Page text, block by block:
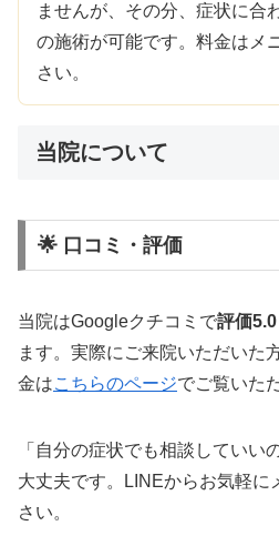
ませんが、その分、症状に合
の施術が可能です。料金はメ
さい。
当院について
🌟 口コミ・評価
当院はGoogleクチコミで評価5.0
ます。実際にご来院いただいた
金はこちらのページでご覧いた
「自分の症状でも相談していい
大丈夫です。LINEからお気軽に
さい。